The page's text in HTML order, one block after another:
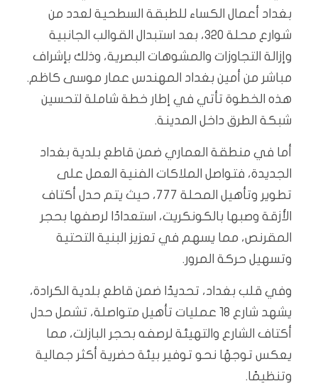
بغداد أعمال الكساء للطبقة السطحية لعدد من
شوارع محلة 320، بعد استبدال القوالب الجانبية
وإزالة التجاوزات والمشوهات البصرية، وذلك بإشراف
مباشر من أمين بغداد المهندس عمار موسى كاظم.
هذه الخطوة تأتي في إطار خطة شاملة لتحسين
شبكة الطرق داخل المدينة.
أما في منطقة العماري ضمن قاطع بلدية بغداد
الجديدة، فتواصل الملاكات الفنية العمل على
تطوير وتأهيل المحلة 777، حيث يتم حدل أكتاف
الأزقة وصبها بالكونكريت، استعدادًا لرصفها بحجر
المقرنص، مما يسهم في تعزيز البنية التحتية
وتسهيل حركة المرور.
وفي قلب بغداد، تحديدًا ضمن قاطع بلدية الكرادة،
يشهد شارع 18 عمليات تأهيل متواصلة، تشمل حدل
أكتاف الشارع والتهيئة لرصفه بحجر البازلت، مما
يعكس توجهًا نحو توفير بيئة حضرية أكثر جمالية
وتنظيمًا.